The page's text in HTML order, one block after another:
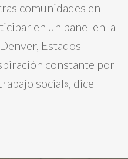
comunidades en
en un panel en la
Estados
constante por
social», dice